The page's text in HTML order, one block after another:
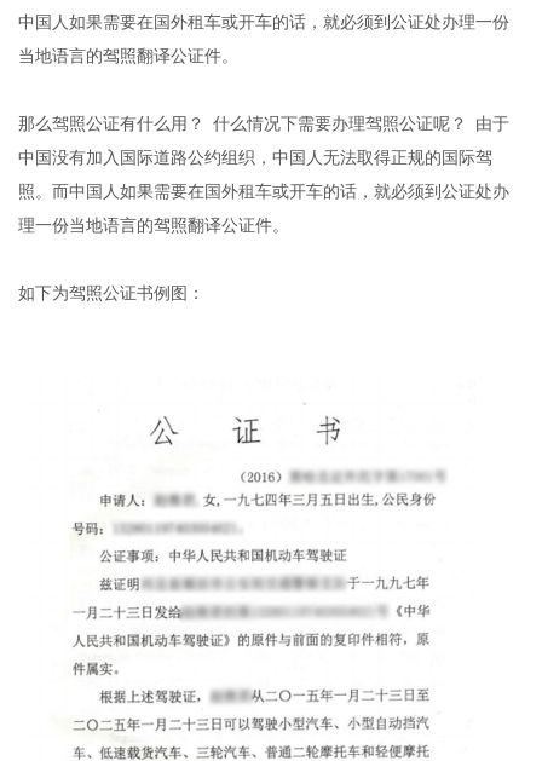
中国人如果需要在国外租车或开车的话，就必须到公证处办理一份
当地语言的驾照翻译公证件。
那么驾照公证有什么用？ 什么情况下需要办理驾照公证呢？ 由于
中国没有加入国际道路公约组织，中国人无法取得正规的国际驾
照。而中国人如果需要在国外租车或开车的话，就必须到公证处办
理一份当地语言的驾照翻译公证件。
如下为驾照公证书例图：